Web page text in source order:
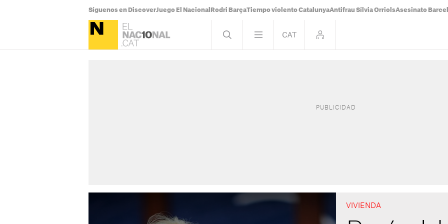
Síguenos en DiscoverJuego El Nacional Rodri BarçaTiempo violento CatalunyaAntifrau Sílvia OrriolsAsesinato
VIVIENDA